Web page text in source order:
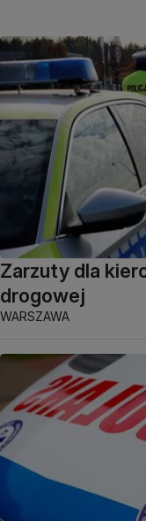
Zarzuty dla
drogowej
WARSZAWA